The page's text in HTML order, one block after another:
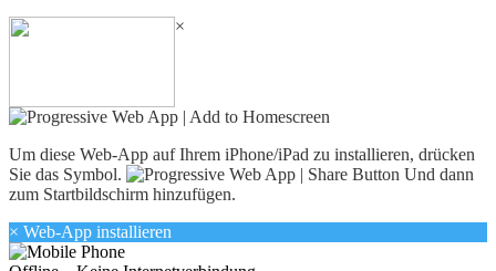
×
Um diese Web-App auf Ihrem iPhone/iPad zu installieren, drücken
Sie das Symbol.
Und dann
zum Startbildschirm hinzufügen.
× Web-App installieren